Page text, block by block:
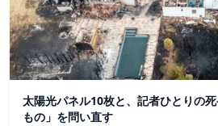
太陽光パネル10枚と、記者ひとりの
もの」を問い直す